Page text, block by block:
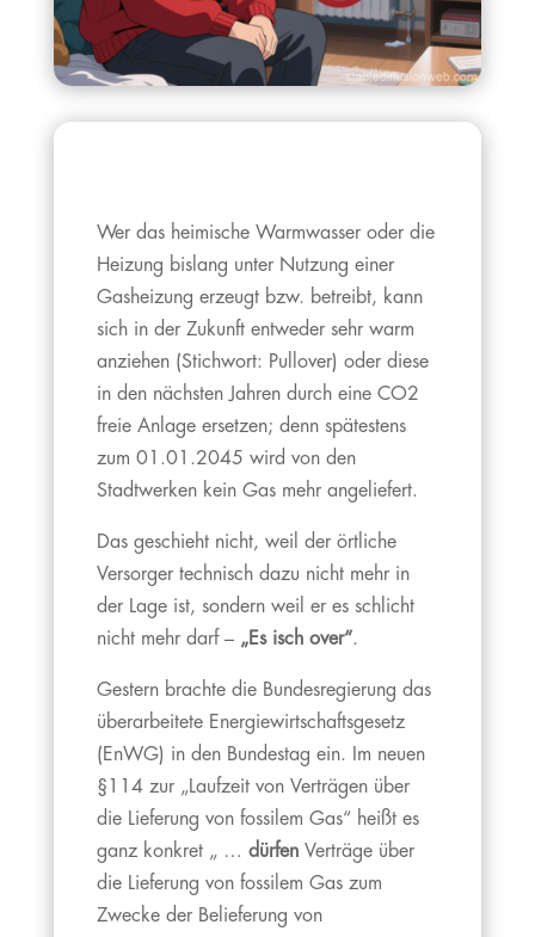
Wer das heimische Warmwasser oder die
Heizung bislang unter Nutzung einer
Gasheizung erzeugt bzw. betreibt, kann
sich in der Zukunft entweder sehr warm
anziehen (Stichwort: Pullover) oder diese
in den nächsten Jahren durch eine CO2
freie Anlage ersetzen; denn spätestens
zum 01.01.2045 wird von den
Stadtwerken kein Gas mehr angeliefert.
Das geschieht nicht, weil der örtliche
Versorger technisch dazu nicht mehr in
der Lage ist, sondern weil er es schlicht
nicht mehr darf – „Es isch over“.
Gestern brachte die Bundesregierung das
überarbeitete Energiewirtschaftsgesetz
(EnWG) in den Bundestag ein. Im neuen
§114 zur „Laufzeit von Verträgen über
die Lieferung von fossilem Gas“ heißt es
ganz konkret „ … dürfenVerträge über
die Lieferung von fossilem Gas zum
Zwecke der Belieferung von